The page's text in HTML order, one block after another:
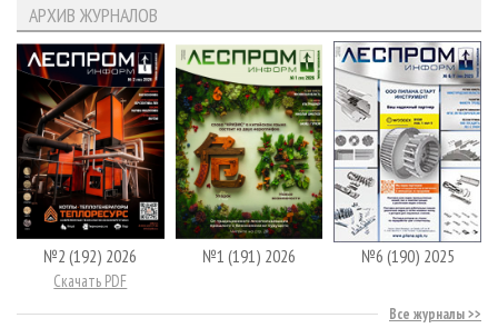
АРХИВ ЖУРНАЛОВ
№2 (192) 2026
Скачать PDF
№1 (191) 2026 №6 (190) 2025
Все журналы